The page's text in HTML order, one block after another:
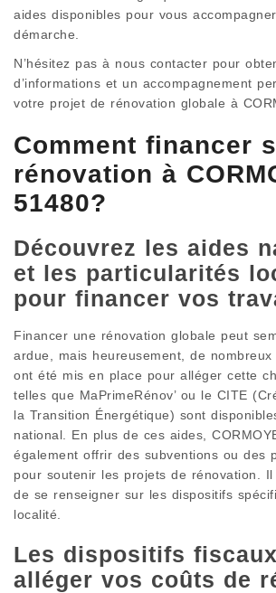
aides disponibles pour vous
démarche.
N’hésitez pas à nous contacter pour
d’informations et un accompagnement
votre projet de rénovation globale à
Comment financer
rénovation à
51480?
Découvrez les aides
et les particularités
pour financer vos
Financer une rénovation globale peut
ardue, mais heureusement, de nombreux
ont été mis en place pour alléger cette
telles que MaPrimeRénov’ ou le CITE
la Transition Énergétique) sont
national. En plus de ces aides,
également offrir des subventions ou des
pour soutenir les projets de rénovation.
de se renseigner sur les dispositifs
localité.
Les dispositifs
alléger vos coûts de